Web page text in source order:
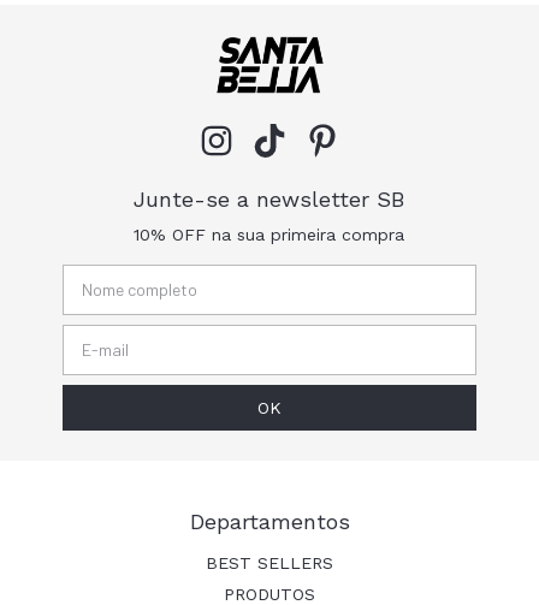
Junte-se a newsletter SB
10% OFF na sua primeira compra
Departamentos
BEST SELLERS
PRODUTOS